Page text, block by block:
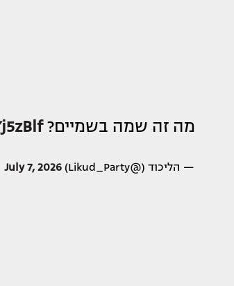
מה זה שמה בשמיים?
— הליכוד (@Likud_Party) July 7, 2026